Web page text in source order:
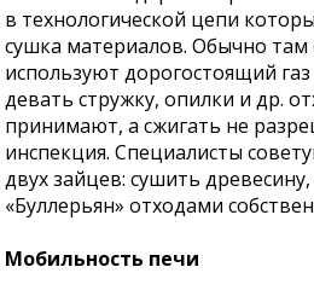
в технологической цепи
сушка материалов. Обычно там
используют дорогостоящий
девать стружку, опилки и др.
принимают, а сжигать не
инспекция. Специалисты
двух зайцев: сушить
«Буллерьян» отходами
Мобильность печи